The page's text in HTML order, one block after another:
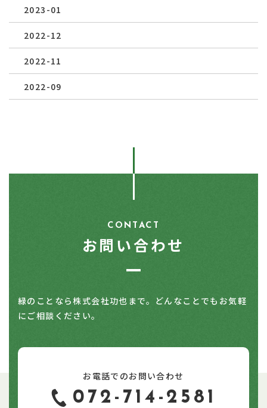
2023-01
2022-12
2022-11
2022-09
CONTACT
お問い合わせ
緑のことなら株式会社功也まで。どんなことでもお気軽
にご相談ください。
お電話でのお問い合わせ
072-714-2581